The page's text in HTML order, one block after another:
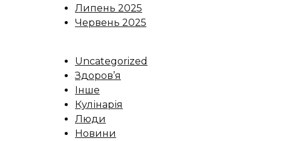
Липень 2025
Червень 2025
Uncategorized
Здоров’я
Інше
Кулінарія
Люди
Новини